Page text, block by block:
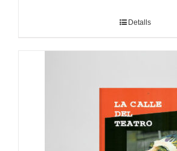
Detalls